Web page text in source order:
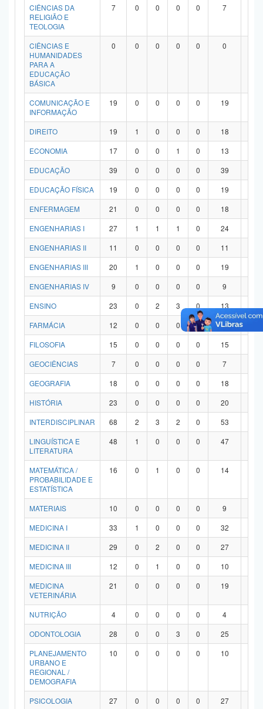
CIÊNCIAS DA
RELIGIÃO E
TEOLOGIA
7 0 0 0 0 7
CIÊNCIAS E
HUMANIDADES
PARA A
EDUCAÇÃO
BÁSICA
0 0 0 0 0 0
COMUNICAÇÃO E
INFORMAÇÃO
19 0 0 0 0 19
DIREITO 19 1 0 0 0 18
ECONOMIA
17 0 0 1 0 13
EDUCAÇÃO
39 0 0 0 0 39
EDUCAÇÃO FÍSICA
19 0 0 0 0 19
ENFERMAGEM
21 0 0 0 0 18
ENGENHARIAS I
27 1 1 1 0 24
ENGENHARIAS II
11 0 0 0 0 11
ENGENHARIAS III
20 1 0 0 0 19
ENGENHARIAS IV
9 0 0 0 0 9
ENSINO
23 0 2 3 0 13
FARMÁCIA
12 0 0 0 0 12
FILOSOFIA
15 0 0 0 0 15
GEOCIÊNCIAS
7 0 0 0 0 7
GEOGRAFIA
18 0 0 0 0 18
HISTÓRIA
23 0 0 0 0 20
INTERDISCIPLINAR
68 2 3 2 0 53
LINGUÍSTICA E
LITERATURA
48 1 0 0 0 47
MATEMÁTICA /
PROBABILIDADE E
ESTATÍSTICA
16 0 1 0 0 14
MATERIAIS 10 0 0 0 0 9
MEDICINA I
33 1 0 0 0 32
MEDICINA II
29 0 2 0 0 27
MEDICINA III
12 0 1 0 0 10
MEDICINA
VETERINÁRIA
21 0 0 0 0 19
NUTRIÇÃO 4 0 0 0 0 4
ODONTOLOGIA
28 0 0 3 0 25
PLANEJAMENTO
URBANO E
REGIONAL /
DEMOGRAFIA
10 0 0 0 0 10
PSICOLOGIA 27 0 0 0 0 27